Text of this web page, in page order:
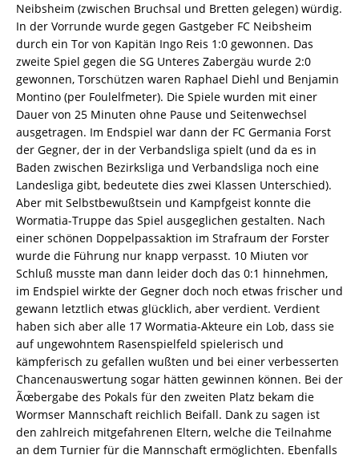
Neibsheim (zwischen Bruchsal und Bretten gelegen) würdig.
In der Vorrunde wurde gegen Gastgeber FC Neibsheim
durch ein Tor von Kapitän Ingo Reis 1:0 gewonnen. Das
zweite Spiel gegen die SG Unteres Zabergäu wurde 2:0
gewonnen, Torschützen waren Raphael Diehl und Benjamin
Montino (per Foulelfmeter). Die Spiele wurden mit einer
Dauer von 25 Minuten ohne Pause und Seitenwechsel
ausgetragen. Im Endspiel war dann der FC Germania Forst
der Gegner, der in der Verbandsliga spielt (und da es in
Baden zwischen Bezirksliga und Verbandsliga noch eine
Landesliga gibt, bedeutete dies zwei Klassen Unterschied).
Aber mit Selbstbewußtsein und Kampfgeist konnte die
Wormatia-Truppe das Spiel ausgeglichen gestalten. Nach
einer schönen Doppelpassaktion im Strafraum der Forster
wurde die Führung nur knapp verpasst. 10 Miuten vor
Schluß musste man dann leider doch das 0:1 hinnehmen,
im Endspiel wirkte der Gegner doch noch etwas frischer und
gewann letztlich etwas glücklich, aber verdient. Verdient
haben sich aber alle 17 Wormatia-Akteure ein Lob, dass sie
auf ungewohntem Rasenspielfeld spielerisch und
kämpferisch zu gefallen wußten und bei einer verbesserten
Chancenauswertung sogar hätten gewinnen können. Bei der
Ãœbergabe des Pokals für den zweiten Platz bekam die
Wormser Mannschaft reichlich Beifall. Dank zu sagen ist
den zahlreich mitgefahrenen Eltern, welche die Teilnahme
an dem Turnier für die Mannschaft ermöglichten. Ebenfalls